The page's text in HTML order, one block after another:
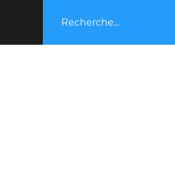
Recherche...